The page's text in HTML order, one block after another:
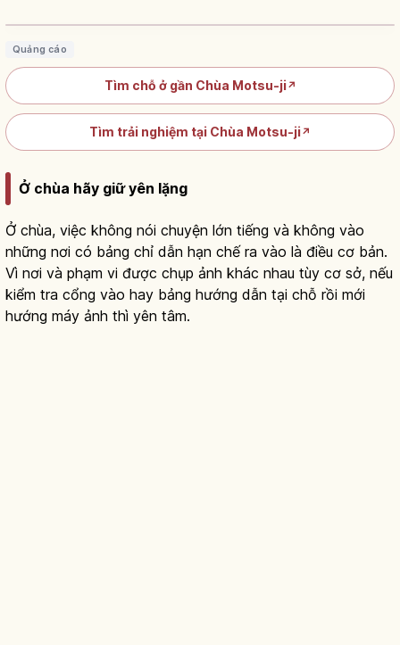
Quảng cáo
Tìm chỗ ở gần Chùa Motsu-ji↗
Tìm trải nghiệm tại Chùa Motsu-ji↗
Ở chùa hãy giữ yên lặng
Ở chùa, việc không nói chuyện lớn tiếng và không vào
những nơi có bảng chỉ dẫn hạn chế ra vào là điều cơ bản.
Vì nơi và phạm vi được chụp ảnh khác nhau tùy cơ sở, nếu
kiểm tra cổng vào hay bảng hướng dẫn tại chỗ rồi mới
hướng máy ảnh thì yên tâm.